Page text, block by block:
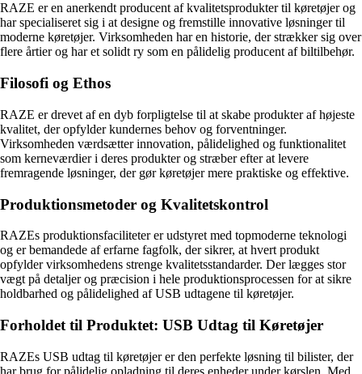
RAZE er en anerkendt producent af kvalitetsprodukter til køretøjer og
har specialiseret sig i at designe og fremstille innovative løsninger til
moderne køretøjer. Virksomheden har en historie, der strækker sig over
flere årtier og har et solidt ry som en pålidelig producent af biltilbehør.
Filosofi og Ethos
RAZE er drevet af en dyb forpligtelse til at skabe produkter af højeste
kvalitet, der opfylder kundernes behov og forventninger.
Virksomheden værdsætter innovation, pålidelighed og funktionalitet
som kerneværdier i deres produkter og stræber efter at levere
fremragende løsninger, der gør køretøjer mere praktiske og effektive.
Produktionsmetoder og Kvalitetskontrol
RAZEs produktionsfaciliteter er udstyret med topmoderne teknologi
og er bemandede af erfarne fagfolk, der sikrer, at hvert produkt
opfylder virksomhedens strenge kvalitetsstandarder. Der lægges stor
vægt på detaljer og præcision i hele produktionsprocessen for at sikre
holdbarhed og pålidelighed af USB udtagene til køretøjer.
Forholdet til Produktet: USB Udtag til Køretøjer
RAZEs USB udtag til køretøjer er den perfekte løsning til bilister, der
har brug for pålidelig opladning til deres enheder under kørslen. Med